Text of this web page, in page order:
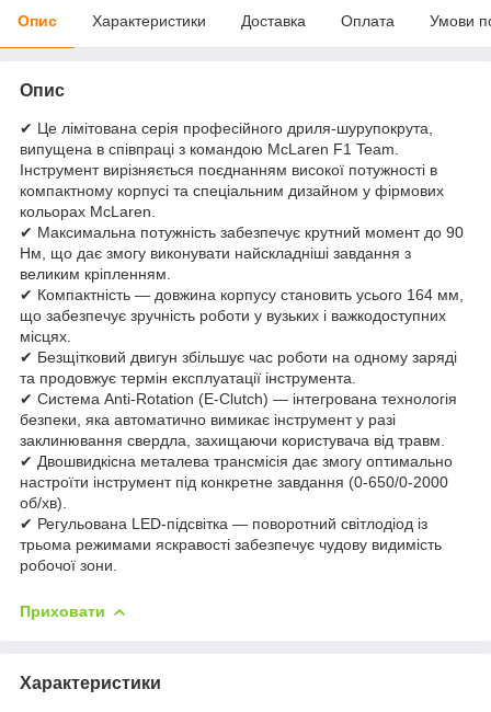
Опис Характеристики Доставка Оплата Умови
Опис
✔ Це лімітована серія професійного дриля-шурупокрута,
випущена в співпраці з командою McLaren F1 Team.
Інструмент вирізняється поєднанням високої потужності в
компактному корпусі та спеціальним дизайном у фірмових
кольорах McLaren.
✔ Максимальна потужність забезпечує крутний момент до 90
Нм, що дає змогу виконувати найскладніші завдання з
великим кріпленням.
✔ Компактність — довжина корпусу становить усього 164 мм,
що забезпечує зручність роботи у вузьких і важкодоступних
місцях.
✔ Безщітковий двигун збільшує час роботи на одному заряді
та продовжує термін експлуатації інструмента.
✔ Система Anti-Rotation (E-Clutch) — інтегрована технологія
безпеки, яка автоматично вимикає інструмент у разі
заклинювання свердла, захищаючи користувача від травм.
✔ Двошвидкісна металева трансмісія дає змогу оптимально
настроїти інструмент під конкретне завдання (0-650/0-2000
об/хв).
✔ Регульована LED-підсвітка — поворотний світлодіод із
трьома режимами яскравості забезпечує чудову видимість
робочої зони.
Приховати
Характеристики